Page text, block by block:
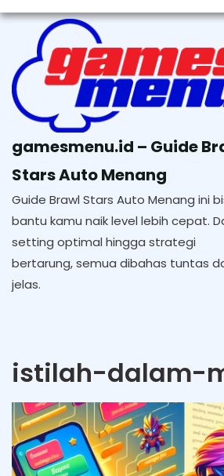
content
gamesmenu.id – Guide
Stars Auto Menang
Guide Brawl Stars Auto Menang ini
bantu kamu naik level lebih cepat.
setting optimal hingga strategi
bertarung, semua dibahas tuntas
jelas.
istilah-dalam-